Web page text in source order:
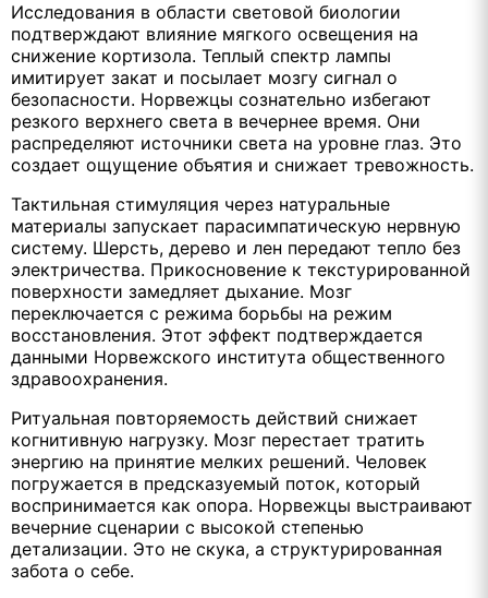
Исследования в области световой биологии
подтверждают влияние мягкого освещения на
снижение кортизола. Теплый спектр лампы
имитирует закат и посылает мозгу сигнал о
безопасности. Норвежцы сознательно избегают
резкого верхнего света в вечернее время. Они
распределяют источники света на уровне глаз. Это
создает ощущение объятия и снижает тревожность.
Тактильная стимуляция через натуральные
материалы запускает парасимпатическую нервную
систему. Шерсть, дерево и лен передают тепло без
электричества. Прикосновение к текстурированной
поверхности замедляет дыхание. Мозг
переключается с режима борьбы на режим
восстановления. Этот эффект подтверждается
данными Норвежского института общественного
здравоохранения.
Ритуальная повторяемость действий снижает
когнитивную нагрузку. Мозг перестает тратить
энергию на принятие мелких решений. Человек
погружается в предсказуемый поток, который
воспринимается как опора. Норвежцы выстраивают
вечерние сценарии с высокой степенью
детализации. Это не скука, а структурированная
забота о себе.